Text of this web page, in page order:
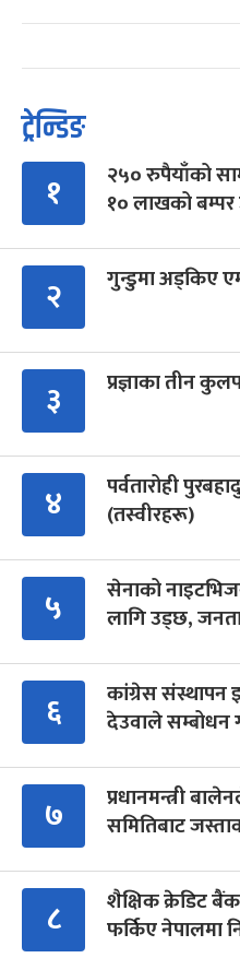
ट्रेन्डिङ
१
२५० रुपैयाँको
१० लाखको बम्पर
२ गुन्डुमा अड्किए
३ प्रज्ञाका तीन
४
पर्वतारोही
(तस्वीरहरू)
५
सेनाको
लागि उड्छ,
६
कांग्रेस संस्थापन
देउवाले सम्बोधन
७
प्रधानमन्त्री
समितिबाट
८
शैक्षिक क्रेडिट
फर्किए नेपालमा